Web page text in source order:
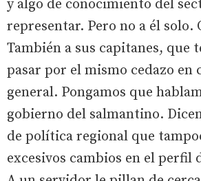
y algo de conocimiento del
representar. Pero no a él solo.
También a sus capitanes, que
pasar por el mismo cedazo en
general. Pongamos que
gobierno del salmantino.
de política regional que
excesivos cambios en el perfil